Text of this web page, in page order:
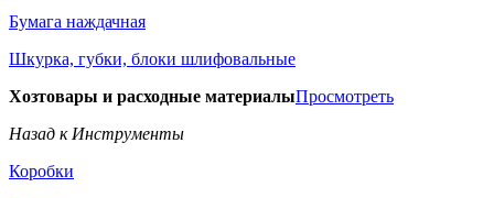
Бумага наждачная
Шкурка, губки, блоки шлифовальные
Хозтовары и расходные материалыПросмотреть
Назад к Инструменты
Коробки